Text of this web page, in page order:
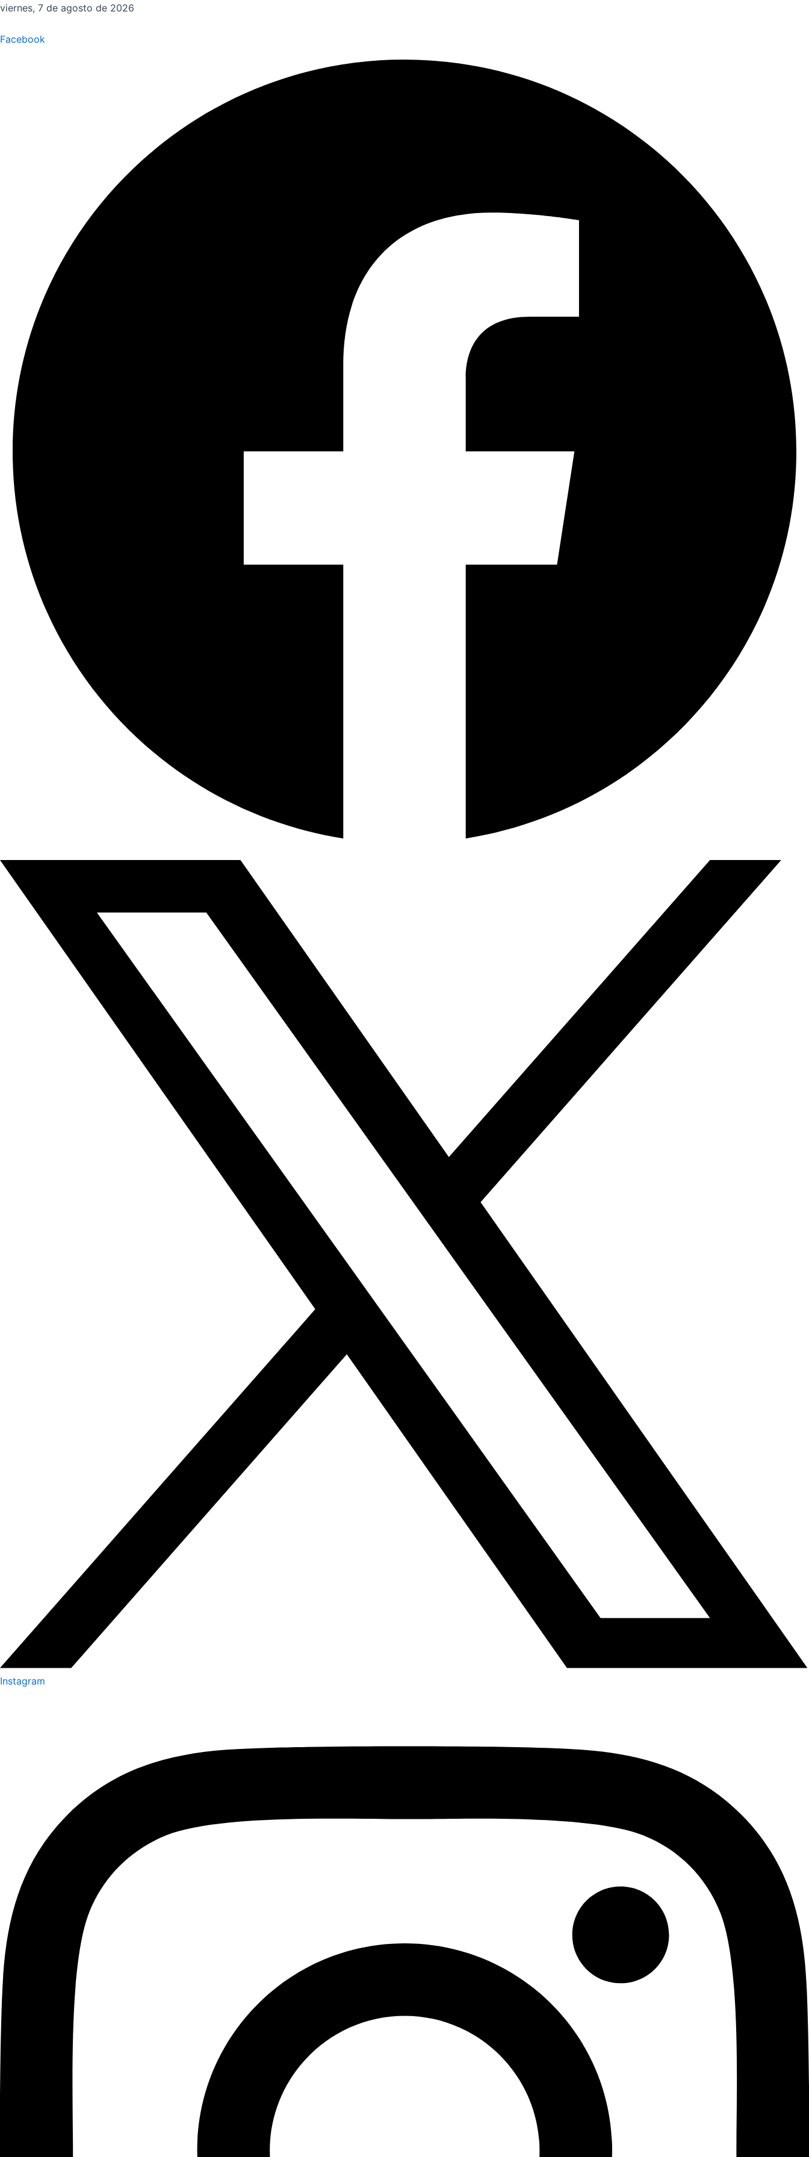
Ir
contenido
viernes, 7 de agosto de 2026
Facebook
Instagram